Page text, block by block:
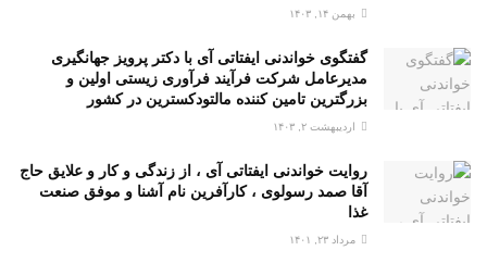
بهمن ۱۴, ۱۴۰۳
گفتگوی خواندنی ایفتاتی آی با دکتر پرویز جهانگیری
مدیرعامل شرکت فرآیند فرآوری زیستی اولین و
بزرگترین تامین کننده مالتودکسترین در کشور
اردیبهشت ۲, ۱۴۰۳
روایت خواندنی ایفتاتی آی ، از زندگی و کار و علایق حاج
آقا صمد رسولوی ، کارآفرین نام آشنا و موفق صنعت
غذا
مرداد ۲۳, ۱۴۰۱